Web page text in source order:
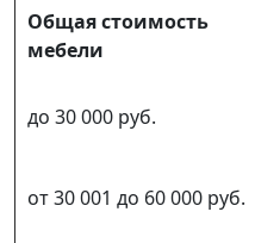
Общая стоимость
мебели
до 30 000 руб.
от 30 001 до 60 000 руб.